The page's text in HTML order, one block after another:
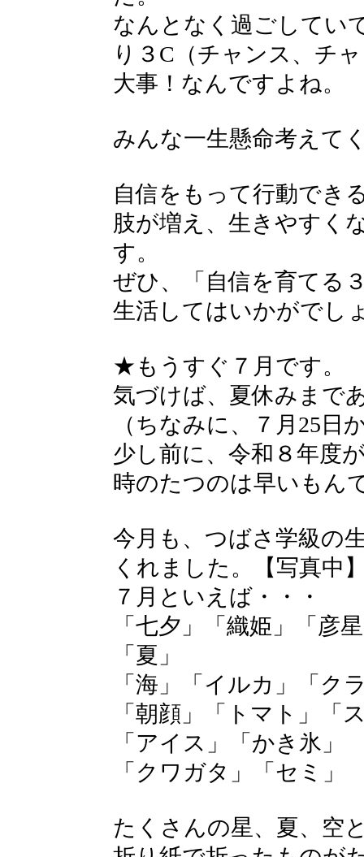
なんとなく過ごしてい
り３C（チャンス、チ
大事！なんですよね。
みんな一生懸命考えて
自信をもって行動でき
肢が増え、生きやすく
す。
ぜひ、「自信を育てる
生活してはいかがでし
★もうすぐ７月です。
気づけば、夏休みまで
（ちなみに、７月25日
少し前に、令和８年度
時のたつのは早いもん
今月も、つばさ学級の
くれました。【写真中
７月といえば・・・
「七夕」「織姫」「彦
「夏」
「海」「イルカ」「ク
「朝顔」「トマト」「
「アイス」「かき氷」
「クワガタ」「セミ」
たくさんの星、夏、空